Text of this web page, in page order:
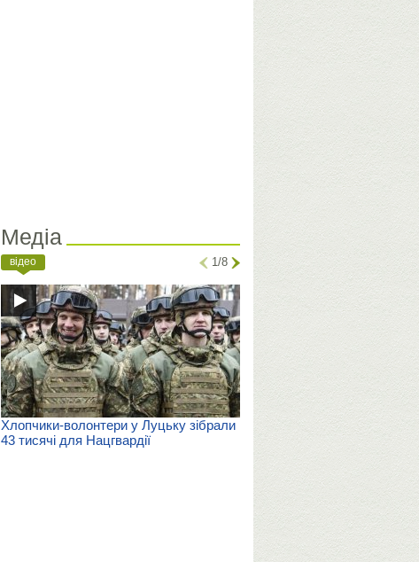
Медіа
відео 1/8
Хлопчики-волонтери у Луцьку зібрали
43 тисячі для Нацгвардії